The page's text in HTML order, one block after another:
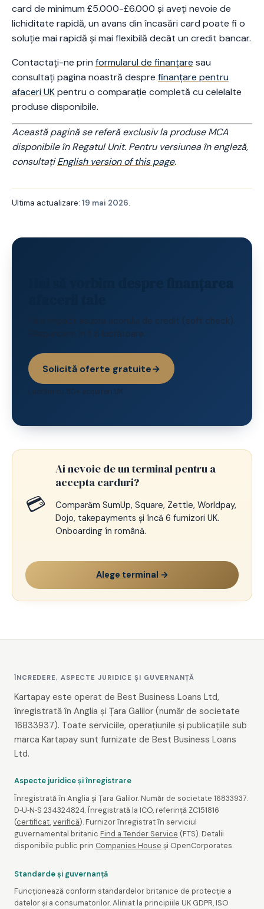
card de minimum £5.000-£6.000 și aveți nevoie de
lichiditate rapidă, un avans din încasări card poate fi o
soluție mai rapidă și mai flexibilă decât un credit bancar.
Contactați-ne prin formularul de finanțare sau
consultați pagina noastră despre finanțare pentru
afaceri UKpentru o comparație completă cu celelalte
produse disponibile.
Această pagină se referă exclusiv la produse MCA
disponibile în Regatul Unit. Pentru versiunea în engleză,
consultațiEnglish version of this page.
Ultima actualizare: 19 mai 2026.
Fără impact asupra scorului de credit (soft check).
Răspundem în 1 zi lucrătoare.
Solicită oferte gratuite→
Lucrăm cu 80+ acquireri UK
💳
Ai nevoie de un terminal pentru a
accepta carduri?
Comparăm SumUp, Square, Zettle, Worldpay,
Dojo, takepayments și încă 6 furnizori UK.
Onboarding în română.
Alege terminal →
ÎNCREDERE, ASPECTE JURIDICE ȘI GUVERNANȚĂ
Kartapay este operat de Best Business Loans Ltd,
înregistrată în Anglia și Țara Galilor (număr de societate
16833937). Toate serviciile, operațiunile și publicațiile sub
marca Kartapay sunt furnizate de Best Business Loans
Ltd.
Aspecte juridice și înregistrare
Înregistrată în Anglia și Țara Galilor. Număr de societate 16833937.
D‑U‑N‑S 234324824. Înregistrată la ICO, referință ZC151816
(certificat,verifică). Furnizor înregistrat în serviciul
guvernamental britanic Find a Tender Service (FTS). Detalii
disponibile public prin Companies House și OpenCorporates.
Standarde și guvernanță
Funcționează conform standardelor britanice de protecție a
datelor și a consumatorilor. Aliniat la principiile UK GDPR, ISO